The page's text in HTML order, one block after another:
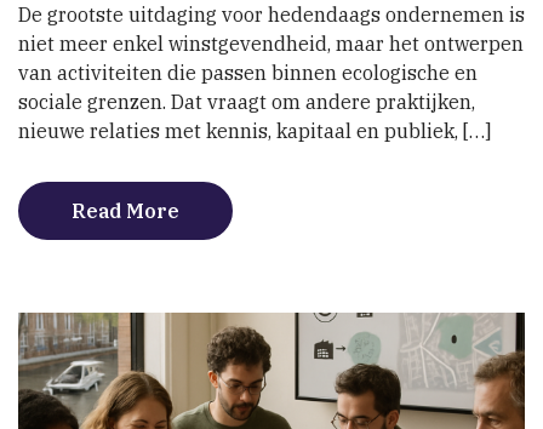
grenzen
De grootste uitdaging voor hedendaags ondernemen is
niet meer enkel winstgevendheid, maar het ontwerpen
van activiteiten die passen binnen ecologische en
sociale grenzen. Dat vraagt om andere praktijken,
nieuwe relaties met kennis, kapitaal en publiek, […]
Read More